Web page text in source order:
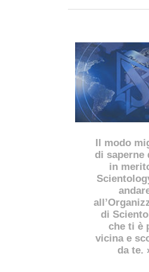
Il modo
di saperne
in
di
che ti è
vicina e
da te.